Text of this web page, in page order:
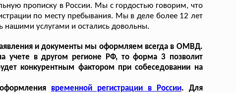
прописку в России. Мы с гордостью говорим, что
по месту пребывания. Мы в деле более 12 лет
нашими услугами и остались довольны.
и документы мы оформляем всегда в ОМВД.
учете в другом регионе РФ, то форма 3 позволит
конкурентным фактором при собеседовании на
временной регистрации в России. Для